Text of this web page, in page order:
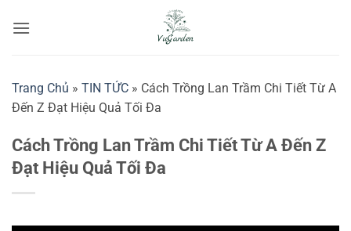
qua
Trang Chủ » TIN TỨC » Cách Trồng Lan Trầm Chi Tiết Từ A
Đến Z Đạt Hiệu Quả Tối Đa
Cách Trồng Lan Trầm Chi Tiết Từ A Đến Z
Đạt Hiệu Quả Tối Đa